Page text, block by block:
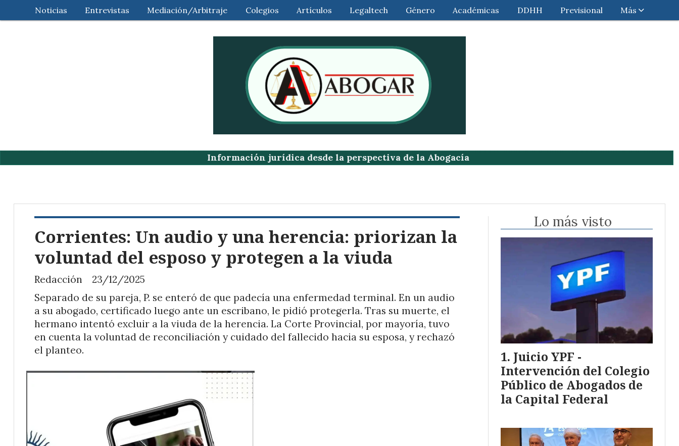
Información jurídica desde la perspectiva de la Abogacía
Noticias Entrevistas Mediación/Arbitraje Colegios Artículos Legaltech Género Académicas DDHH Previsional Más
Corrientes: Un audio y una herencia: priorizan la
voluntad del esposo y protegen a la viuda
Separado de su pareja, P. se enteró de que padecía una enfermedad terminal. En un audio
a su abogado, certificado luego ante un escribano, le pidió protegerla. Tras su muerte, el
hermano intentó excluir a la viuda de la herencia. La Corte Provincial, por mayoría, tuvo
en cuenta la voluntad de reconciliación y cuidado del fallecido hacia su esposa, y rechazó
el planteo.
23/12/2025
Redacción
Lo más visto
Juicio YPF -
Intervención del Colegio
Público de Abogados de
la Capital Federal